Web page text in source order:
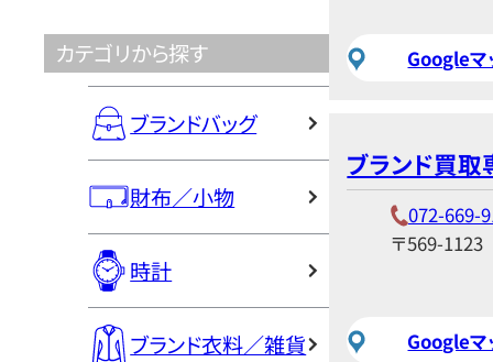
カテゴリから探す
ブランドバッグ
財布／小物
時計
ブランド衣料／雑貨
Googleマ
ブランド買
072-669-
〒569-1123
Googleマ